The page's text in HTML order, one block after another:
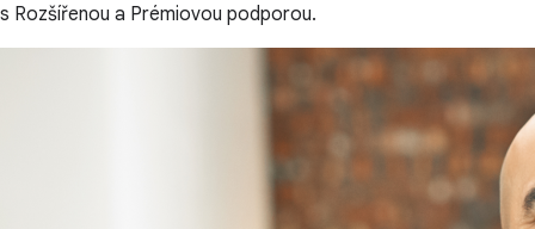
s Rozšířenou a Prémiovou podporou.